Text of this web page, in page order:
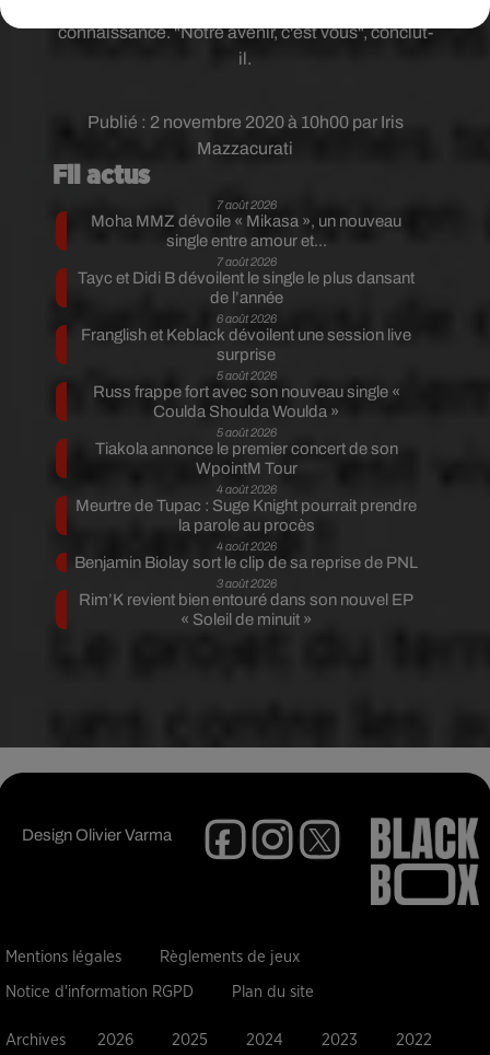
Publié : 2 novembre 2020 à 10h00 par Iris
Mazzacurati
connaissance. "Notre avenir, c'est vous", conclut-
il.
Fil actus
7 août 2026
Moha MMZ dévoile « Mikasa », un nouveau
single entre amour et...
7 août 2026
Tayc et Didi B dévoilent le single le plus dansant
de l’année
6 août 2026
Franglish et Keblack dévoilent une session live
surprise
5 août 2026
Russ frappe fort avec son nouveau single «
Coulda Shoulda Woulda »
5 août 2026
Tiakola annonce le premier concert de son
WpointM Tour
4 août 2026
Meurtre de Tupac : Suge Knight pourrait prendre
la parole au procès
4 août 2026
Benjamin Biolay sort le clip de sa reprise de PNL
3 août 2026
Rim’K revient bien entouré dans son nouvel EP
« Soleil de minuit »
DesignOlivier Varma
Mentions légales Règlements de jeux
Notice d'information RGPD Plan du site
Archives 2026 2025 2024 2023 2022